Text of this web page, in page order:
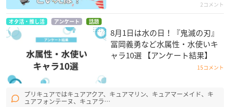
2コメント
オタ活・推し活 アンケート 話題
8月1日は水の日！『鬼滅の刃』
冨岡義勇など水属性・水使いキ
ャラ10選 【アンケート結果】
15コメント
プリキュアではキュアアクア、キュアマリン、キュアマーメイド、キ
ュアフォンテーヌ、キュアラ…